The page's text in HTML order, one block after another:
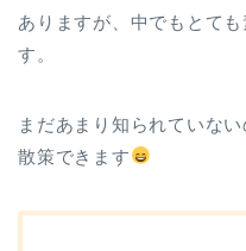
ありますが、中でもとて
す。
まだあまり知られていな
散策できます